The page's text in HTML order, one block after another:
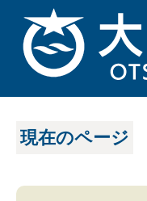
現在のページ